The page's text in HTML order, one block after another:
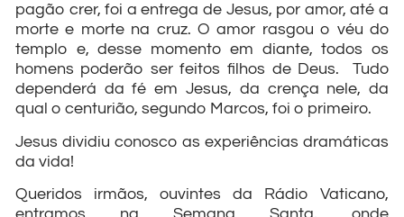
pagão crer, foi a entrega de Jesus, por amor, até a
morte e morte na cruz. O amor rasgou o véu do
templo e, desse momento em diante, todos os
homens poderão ser feitos filhos de Deus. Tudo
dependerá da fé em Jesus, da crença nele, da
qual o centurião, segundo Marcos, foi o primeiro.
Jesus dividiu conosco as experiências dramáticas
da vida!
Queridos irmãos, ouvintes da Rádio Vaticano,